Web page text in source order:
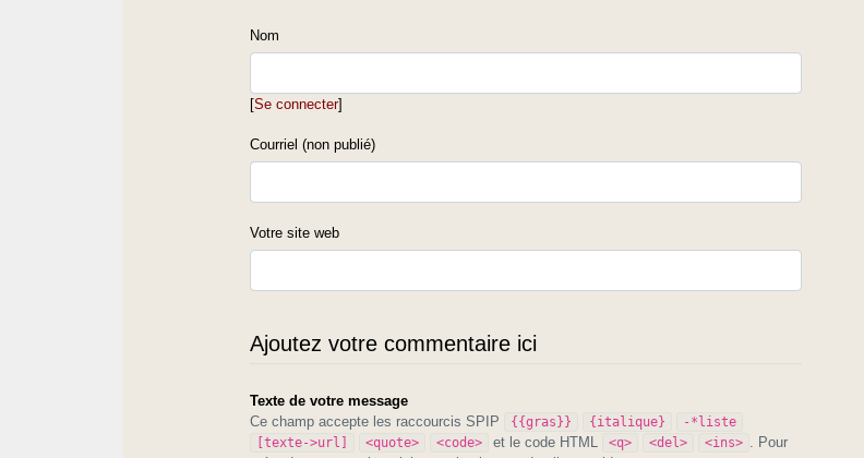
Nom
[Se connecter]
Courriel (non publié)
Votre site web
Ajoutez votre commentaire ici
Texte de votre message
Ce champ accepte les raccourcis SPIP
{{gras}} {italique}
-*liste
[texte->url]
<quote> <code> et le code HTML <q> <del> <ins>
. Pour